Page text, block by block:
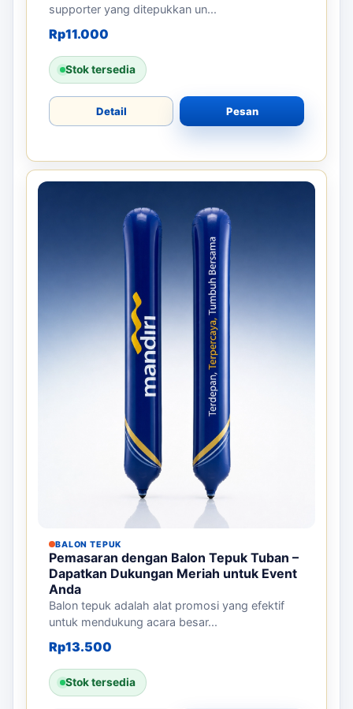
supporter yang ditepukkan un...
Rp11.000
Stok tersedia
Detail Pesan
BALON TEPUK
Pemasaran dengan Balon Tepuk Tuban –
Dapatkan Dukungan Meriah untuk Event
Anda
Balon tepuk adalah alat promosi yang efektif
untuk mendukung acara besar...
Rp13.500
Stok tersedia